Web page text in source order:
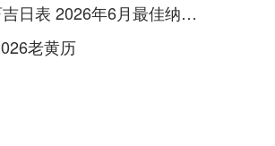
2026年6月纳畜吉日表 2026年6月最佳纳畜日是几号
老黄历